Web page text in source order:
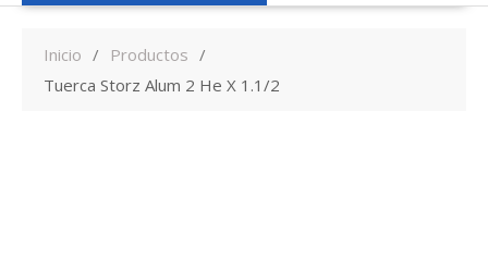
Inicio
Productos
Tuerca Storz Alum 2 He X 1.1/2